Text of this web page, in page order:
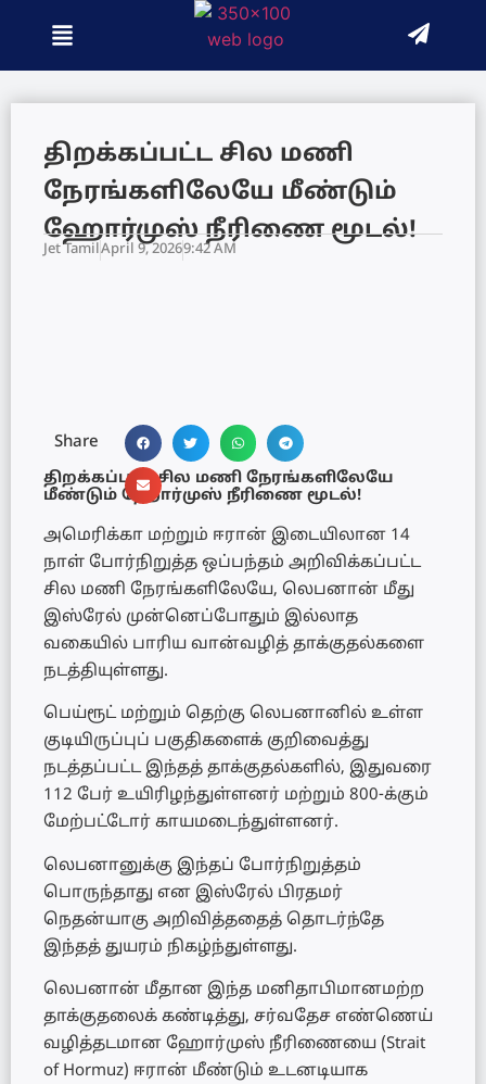
திறக்கப்பட்ட சில மணி
நேரங்களிலேயே மீண்டும்
ஹோர்முஸ் நீரிணை மூடல்!
Jet TamilApril 9, 20269:42 AM
Share
திறக்கப்பட்ட சில மணி நேரங்களிலேயே
மீண்டும் ஹோர்முஸ் நீரிணை மூடல்!
அமெரிக்கா மற்றும் ஈரான் இடையிலான 14
நாள் போர்நிறுத்த ஒப்பந்தம் அறிவிக்கப்பட்ட
சில மணி நேரங்களிலேயே, லெபனான் மீது
இஸ்ரேல் முன்னெப்போதும் இல்லாத
வகையில் பாரிய வான்வழித் தாக்குதல்களை
நடத்தியுள்ளது.
பெய்ரூட் மற்றும் தெற்கு லெபனானில் உள்ள
குடியிருப்புப் பகுதிகளைக் குறிவைத்து
நடத்தப்பட்ட இந்தத் தாக்குதல்களில், இதுவரை
112 பேர் உயிரிழந்துள்ளனர் மற்றும் 800-க்கும்
மேற்பட்டோர் காயமடைந்துள்ளனர்.
லெபனானுக்கு இந்தப் போர்நிறுத்தம்
பொருந்தாது என இஸ்ரேல் பிரதமர்
நெதன்யாகு அறிவித்ததைத் தொடர்ந்தே
இந்தத் துயரம் நிகழ்ந்துள்ளது.
லெபனான் மீதான இந்த மனிதாபிமானமற்ற
தாக்குதலைக் கண்டித்து, சர்வதேச எண்ணெய்
வழித்தடமான ஹோர்முஸ் நீரிணையை (Strait
of Hormuz) ஈரான் மீண்டும் உடனடியாக